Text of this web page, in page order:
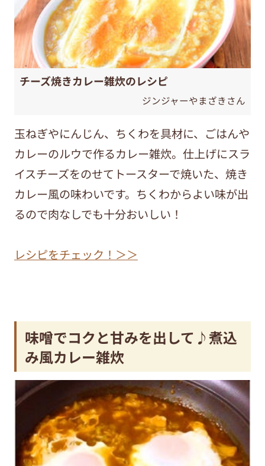
チーズ焼きカレー雑炊のレシピ
ジンジャーやまざきさん
玉ねぎやにんじん、ちくわを具材に、ごはんや
カレーのルウで作るカレー雑炊。仕上げにスラ
イスチーズをのせてトースターで焼いた、焼き
カレー風の味わいです。ちくわからよい味が出
るので肉なしでも十分おいしい！
レシピをチェック！＞＞
味噌でコクと甘みを出して♪煮込
み風カレー雑炊